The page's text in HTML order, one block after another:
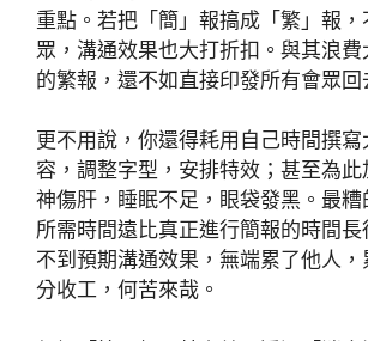
重點。若把「簡」報搞成「繁」報，
眾，溝通效果也大打折扣。與其浪
的繁報，還不如直接印發所有會眾回
更不用說，你還得耗用自己時間撰寫
容，調整字型，安排特效；甚至為
神傷肝，睡眠不足，眼袋發黑。最糟
所需時間遠比真正進行簡報的時間
不到預期溝通效果，無端累了他人
分收工，何苦來哉。